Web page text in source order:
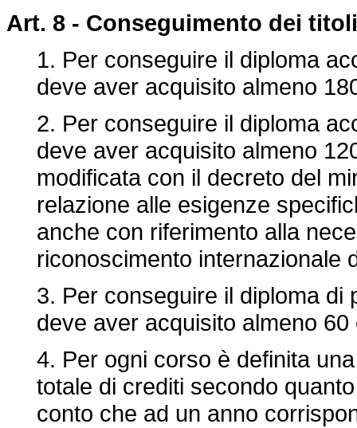
Art. 8 - Conseguimento dei
1. Per conseguire il diploma
deve aver acquisito almeno
2. Per conseguire il diploma
deve aver acquisito almeno
modificata con il decreto del
relazione alle esigenze
anche con riferimento alla
riconoscimento internazionale
3. Per conseguire il diploma di
deve aver acquisito almeno 60
4. Per ogni corso è definita
totale di crediti secondo
conto che ad un anno